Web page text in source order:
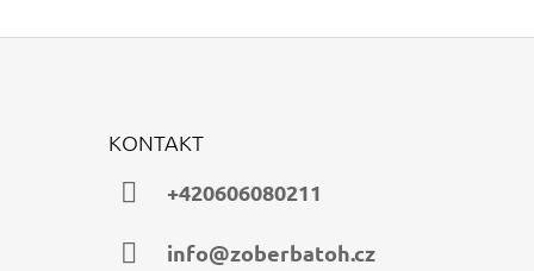
KONTAKT
+420606080211
info@zoberbatoh.cz